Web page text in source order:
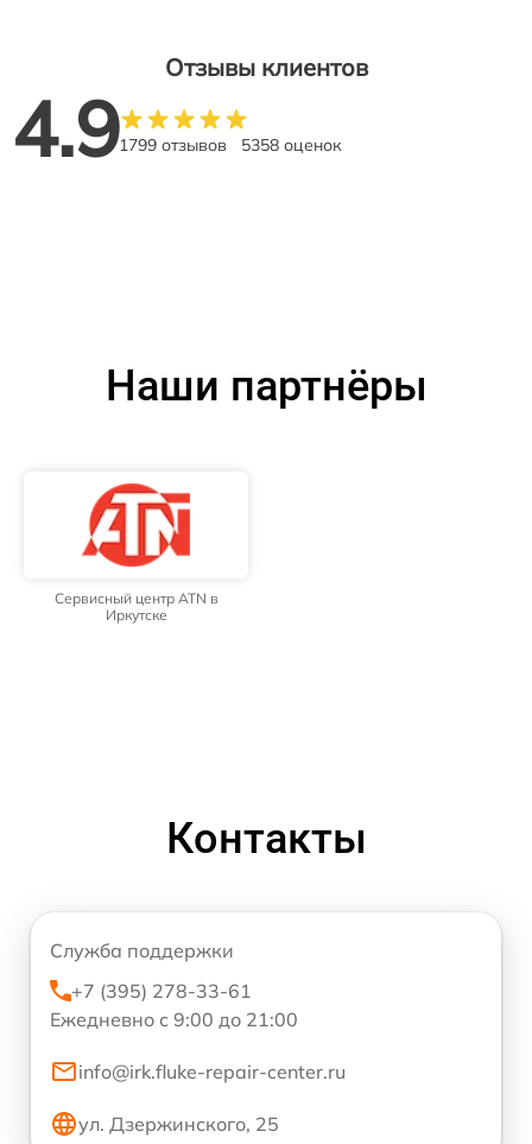
Отзывы клиентов
4.91799 отзывов 5358 оценок
Наши партнёры
Сервисный центр ATN в
Иркутске
Контакты
Служба поддержки
+7 (395) 278-33-61
Ежедневно с 9:00 до 21:00
info@irk.fluke-repair-center.ru
ул. Дзержинского, 25